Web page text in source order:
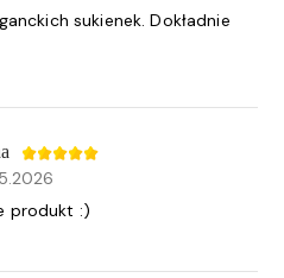
sukienek. Dokładnie
produkt :)